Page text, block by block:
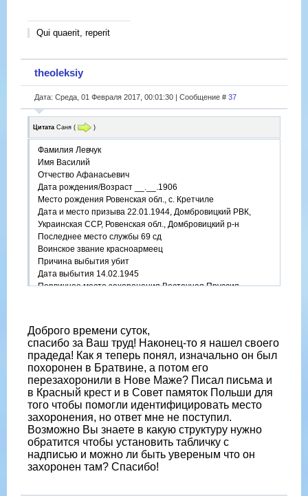
Qui quaerit, reperit
theoleksiy
Дата: Среда, 01 Февраля 2017, 00:01:30 | Сообщение # 37
Цитата Саня ( )
Фамилия Левчук
Имя Василий
Отчество Афанасьевич
Дата рождения/Возраст __.__.1906
Место рождения Ровенская обл., с. Кретчиле
Дата и место призыва 22.01.1944, Домбровицкий РВК,
Украинская ССР, Ровенская обл., Домбровицкий р-н
Последнее место службы 69 сд
Воинское звание красноармеец
Причина выбытия убит
Дата выбытия 14.02.1945
Первичное место захоронения Восточная Пруссия,
Номер описи источника информации 18003
Номер дела источника информации 413
https://obd-memorial.ru/html/info.htm?id=56458907
Доброго времени суток,
спасибо за Ваш труд! Наконец-то я нашел своего
прадеда! Как я теперь понял, изначально он был
похоронен в Братвине, а потом его
перезахоронили в Нове Маже? Писал письма и
в Красный крест и в Совет памяток Польши для
того чтобы помогли идентифицировать место
захоронения, но ответ мне не поступил.
Возможно Вы знаете в какую структуру нужно
обратится чтобы установить табличку с
надписью и можно ли быть увереным что он
захоронен там? Спасибо!